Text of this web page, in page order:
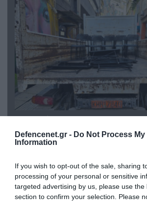
Defencenet.gr - Do Not Process My
Information
If you wish to opt-out of the sale, sharing
processing of your personal or sensitive
targeted advertising by us, please use the
section to confirm your selection. Please
06.08.2026 | 14:02
«Επιχείρηση ελεύθερα
Αθήνα: Απομακρύνθηκαν